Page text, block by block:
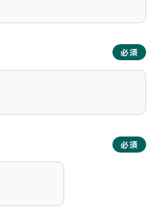
必須
必須